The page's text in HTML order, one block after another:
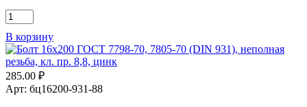
Количество
товара
Болт
24х130-
54
8.8
DIN
В корзину
285.00 ₽
Арт: бц16200-931-88